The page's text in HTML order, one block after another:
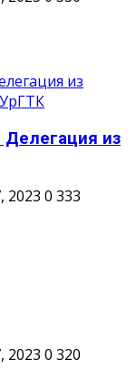
из
2023 0 333
2023 0 320